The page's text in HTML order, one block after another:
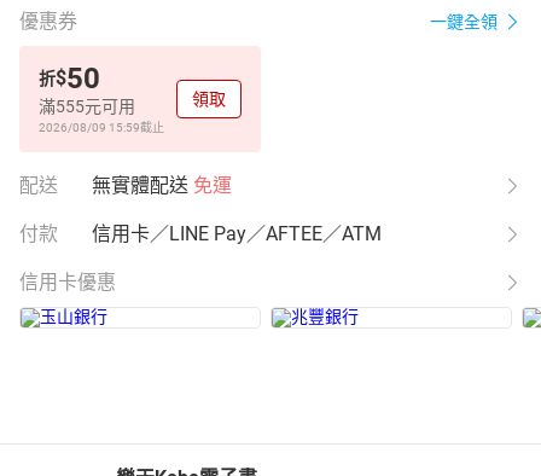
優惠券 一鍵全領
折$50
滿555元可用
2026/08/09 15:59截止
領取
配送 無實體配送 免運
付款 信用卡／LINE Pay／AFTEE／ATM
信用卡優惠